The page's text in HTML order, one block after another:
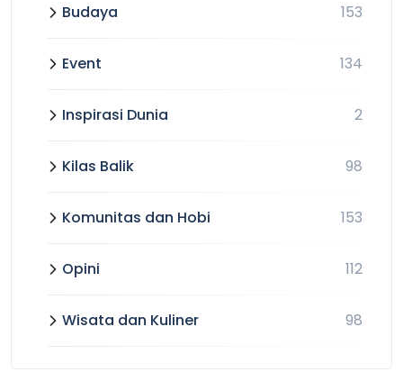
Budaya 153
Event 134
Inspirasi Dunia 2
Kilas Balik 98
Komunitas dan Hobi 153
Opini 112
Wisata dan Kuliner 98